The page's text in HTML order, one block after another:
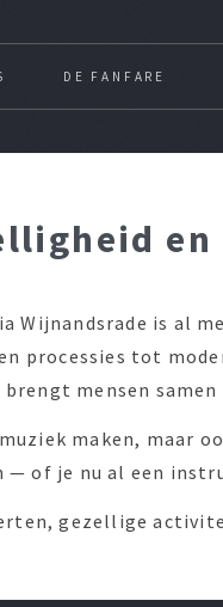
DE FANFARE
Wijnandsrade is al
processies tot
brengt mensen samen
maken, maar
— of je nu al een
gezellige